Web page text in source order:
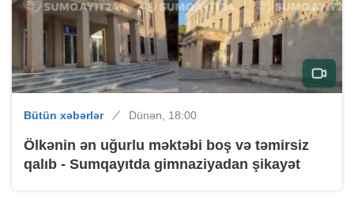
Bütün xəbərlər Dünən, 18:00
Ölkənin ən uğurlu məktəbi boş və təmirsiz
qalıb - Sumqayıtda gimnaziyadan şikayət